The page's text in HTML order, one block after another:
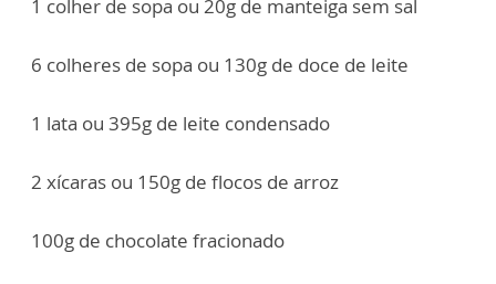
1 colher de sopa ou 20g de manteiga sem sal
6 colheres de sopa ou 130g de doce de leite
1 lata ou 395g de leite condensado
2 xícaras ou 150g de flocos de arroz
100g de chocolate fracionado